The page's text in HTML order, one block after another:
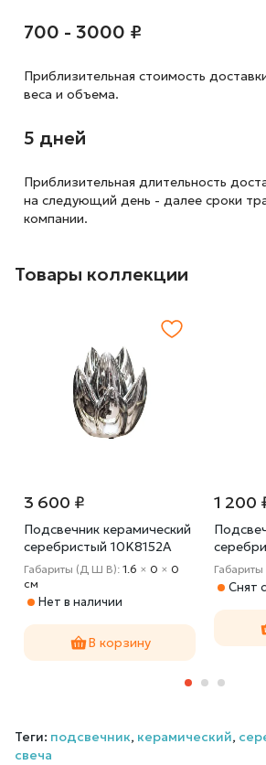
700 - 3000 ₽
Приблизительная стоимость
веса и объема.
5 дней
Приблизительная длительность
на следующий день - далее сроки
компании.
Товары коллекции
3 600 ₽
Подсвечник керамический
серебристый 10K8152A
Габариты (Д Ш В): 1.6 × 0 × 0
cм
Нет в наличии
В корзину
1 200
Снят
Теги: подсвечник, керамический,
свеча